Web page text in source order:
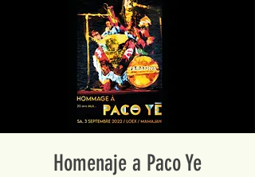
Homenaje a Paco Ye